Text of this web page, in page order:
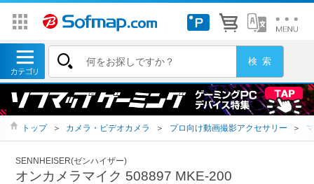
トップ ＞ カメラ・ビデオカメラ ＞ プロ向け動画撮影アクセサリー ＞
SENNHEISER(ゼンハイザー)
オンカメラマイク 508897 MKE-200